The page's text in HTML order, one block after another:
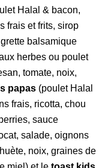
Halal & bacon,
frais et frits, sirop
balsamique
herbes ou poulet
tomate, noix,
papas (poulet Halal
frais, ricotta, chou
sauce
salade, oignons
noix, graines de